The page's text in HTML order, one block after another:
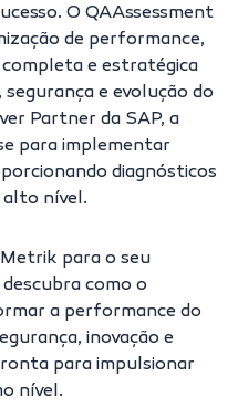
O QAAssessment
de performance,
e estratégica
e evolução do
Partner da SAP, a
para implementar
diagnósticos
alto nível.
para o seu
como o
a performance do
inovação e
para impulsionar
nível.